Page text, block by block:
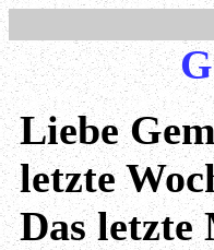
Liebe
letzte
Das letzte